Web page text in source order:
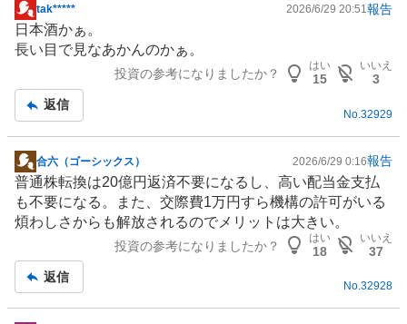
掲
示
板
tak***** 2026/6/29 20:51報告
日本酒かぁ。
長い目で見なあかんのかぁ。
投資の参考になりましたか？
はい
15
いいえ
3
返信
No. 32929
掲
示
板
記
合六（ゴーシックス） 2026/6/29 0:16報告
普通株転換は20億円返済不要になるし、高い配当金支払
も不要になる。また、交際費1万円すら機構の許可がいる
煩わしさからも解放されるのでメリットは大きい。
投資の参考になりましたか？
はい
18
いいえ
37
返信
No.32928